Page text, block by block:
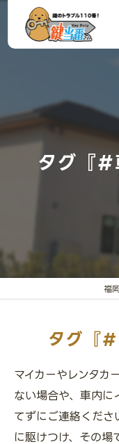
タグ『#
福
タグ『
マイカーやレンタカ
ない場合や、車内に
てずにご連絡くださ
に駆けつけ、その場